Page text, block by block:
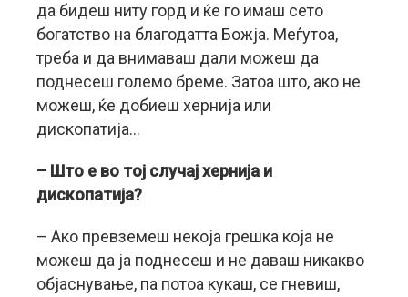
да бидеш ниту горд и ќе го имаш сето
богатство на благодатта Божја. Меѓутоа,
треба и да внимаваш дали можеш да
поднесеш големо бреме. Затоа што, ако не
можеш, ќе добиеш хернија или
дископатија…
– Што е во тој случај хернија и
дископатија?
– Ако превземеш некоја грешка која не
можеш да ја поднесеш и не даваш никакво
објаснување, па потоа кукаш, се гневиш,